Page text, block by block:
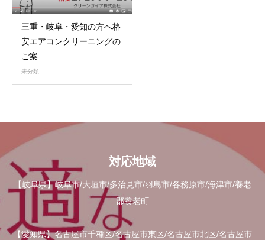
三重・岐阜・愛知の方へ格
安エアコンクリーニングの
ご案...
未分類
対応地域
【岐阜県】岐阜市/大垣市/多治見市/羽島市/各務原市/海津市/養老
郡養老町
【愛知県】名古屋市千種区/名古屋市東区/名古屋市北区/名古屋市